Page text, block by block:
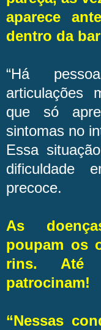
aparece
dentro da
“Há
articulações
que só
sintomas no
Essa
dificuldade
precoce.
As
poupam os
rins. Até
patrocinam!
“Nessas